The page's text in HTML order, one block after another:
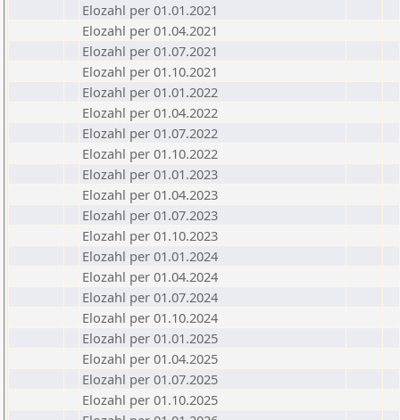
Elozahl per 01.01.2021
Elozahl per 01.04.2021
Elozahl per 01.07.2021
Elozahl per 01.10.2021
Elozahl per 01.01.2022
Elozahl per 01.04.2022
Elozahl per 01.07.2022
Elozahl per 01.10.2022
Elozahl per 01.01.2023
Elozahl per 01.04.2023
Elozahl per 01.07.2023
Elozahl per 01.10.2023
Elozahl per 01.01.2024
Elozahl per 01.04.2024
Elozahl per 01.07.2024
Elozahl per 01.10.2024
Elozahl per 01.01.2025
Elozahl per 01.04.2025
Elozahl per 01.07.2025
Elozahl per 01.10.2025